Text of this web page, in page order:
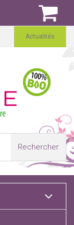
Actualités
Rechercher